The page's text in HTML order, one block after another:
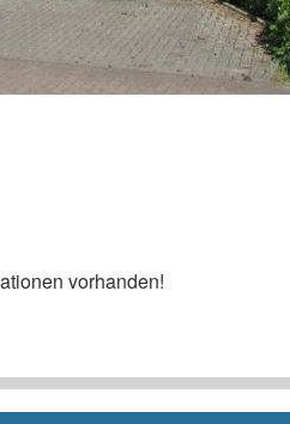
vorhanden!